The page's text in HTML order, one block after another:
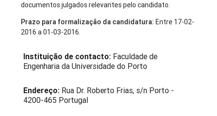
documentos julgados relevantes pelo candidato.
Prazo para formalização da candidatura: Entre 17-02-
2016 a 01-03-2016.
Instituição de contacto: Faculdade de
Engenharia da Universidade do Porto
Endereço: Rua Dr. Roberto Frias, s/n Porto -
4200-465 Portugal